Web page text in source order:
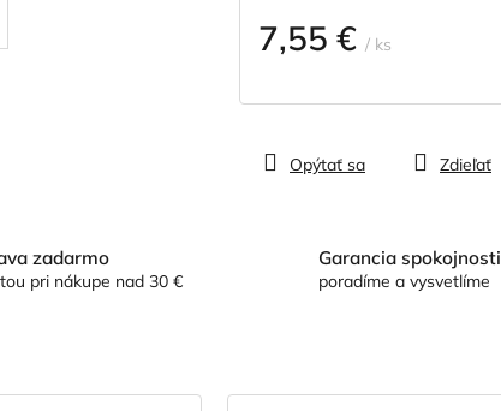
7,55 € / ks
cena:
Opýtať sa Zdieľať
zadarmo
pri nákupe nad 30 €
Garancia spokojnosti
poradíme a vysvetlíme